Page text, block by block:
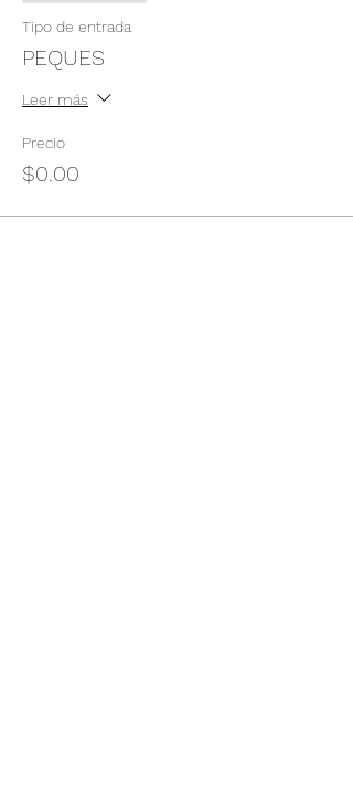
Tipo de entrada
PEQUES
Leer más
Precio
$0.00